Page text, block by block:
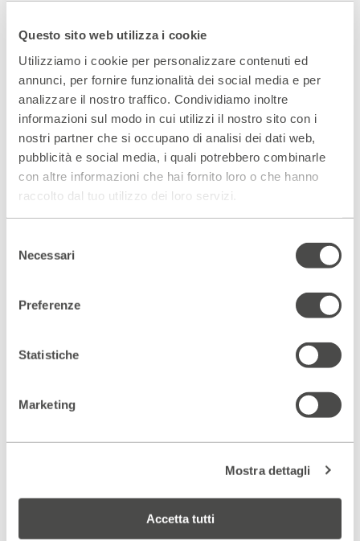
Questo sito web utilizza i cookie
Utilizziamo i cookie per personalizzare contenuti ed
annunci, per fornire funzionalità dei social media e per
analizzare il nostro traffico. Condividiamo inoltre
informazioni sul modo in cui utilizzi il nostro sito con i
nostri partner che si occupano di analisi dei dati web,
pubblicità e social media, i quali potrebbero combinarle
con altre informazioni che hai fornito loro o che hanno
raccolto dal tuo utilizzo dei loro servizi.
delNecessari
Preferenze
Statistiche
Marketing
Mostra dettagli
Accetta tutti
Lella Costa mescolando con abilità e umorismo, il celebre
romanzo di Alexandre Dumas, il libretto di Piave e le
musiche di Verdi, costruisce un dialogo impossibile con
Violetta e Alfredo tessendo tutte le parti della storia in
un’opera teatrale-musicale che ha come fulcro poetico
“l’intelligenza del cuore”.
Traviataè stato il grande successo nato del sodalizio
artistico con Gabriele Vacis, ma a distanza di oltre dieci anni
non risente del tempo, anzi acquista valori e significati
nuovi, indagando lucidamente, con grazia ed ironia, la
realtà femminile.
ACCEDI AL VIRTUAL TOUR